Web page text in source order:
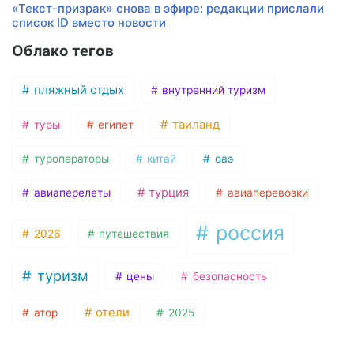
«Текст-призрак» снова в эфире: редакции прислали
список ID вместо новости
Облако тегов
пляжный отдых внутренний туризм
туры египет таиланд
туроператоры китай оаэ
авиаперелеты турция авиаперевозки
2026 путешествия россия
туризм цены безопасность
атор отели 2025